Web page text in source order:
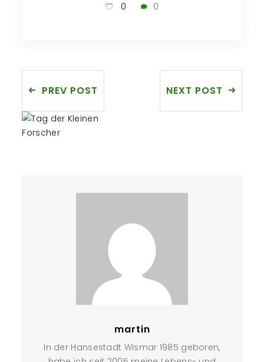
0
0
PREV POST NEXT POST
martin
In der Hansestadt Wismar 1985 geboren,